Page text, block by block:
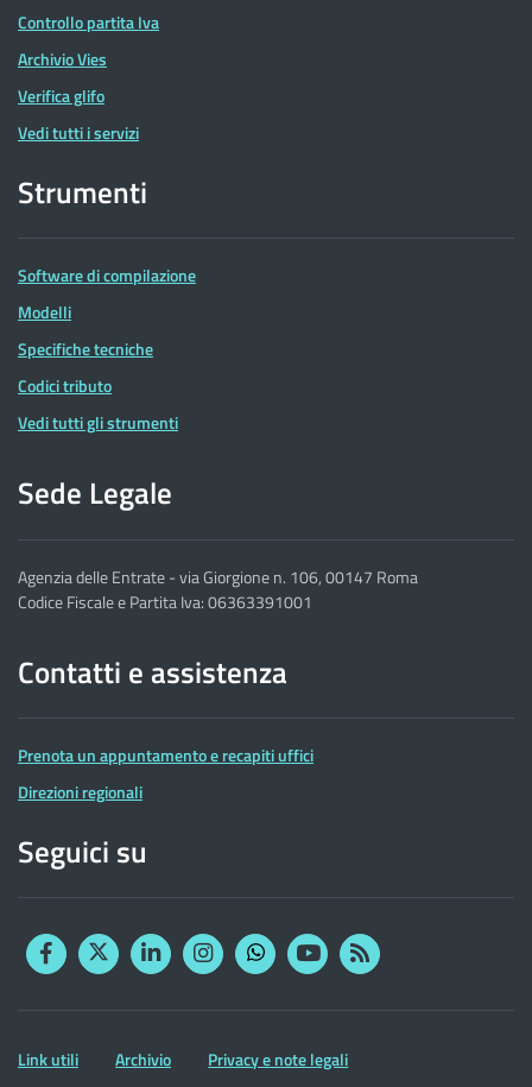
Controllo partita Iva
Archivio Vies
Verifica glifo
Vedi tutti i servizi
Strumenti
Software di compilazione
Modelli
Specifiche tecniche
Codici tributo
Vedi tutti gli strumenti
Sede Legale
Agenzia delle Entrate - via Giorgione n. 106, 00147 Roma
Codice Fiscale e Partita Iva: 06363391001
Contatti e assistenza
Prenota un appuntamento e recapiti uffici
Direzioni regionali
Seguici su
FacebookTwitterLinkedinInstagram
YouTubeRSS
Altre
Link utili Archivio
Privacy e note legali